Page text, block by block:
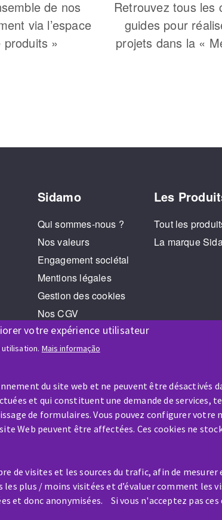
votre expérience utilisateur
Mais informação
du site web et ne peuvent être désactivés
et qui constituent une demande de services,
de formulaires. Vous pouvez configurer votre
Web peuvent être affectées. Ces cookies ne
de visites et les sources du trafic, afin de
plus / moins visitées et d’évaluer comment les
et donc anonymisées. Si vous n'acceptez pas
de nos
via l’espace
»
Retrouvez tous les
guides pour
projets dans la «
Sidamo
Qui sommes-nous ?
Nos valeurs
Engagement sociétal
Mentions légales
Gestion des cookies
Nos CGV
RGPD
Jeux Concours
Les
Tout les
La marque
?